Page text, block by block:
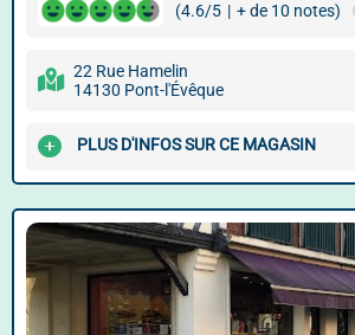
(4.6/5 | + de 10 notes)
22 Rue Hamelin
14130 Pont-l'Évêque
PLUS D'INFOS SUR CE MAGASIN